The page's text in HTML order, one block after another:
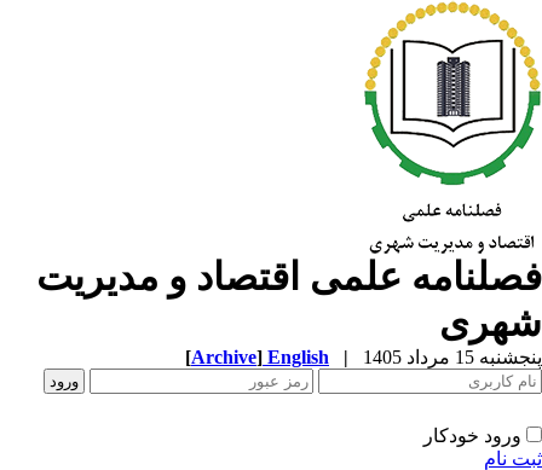
علمی اقتصاد و مدیریت
15 مرداد 1405 |
English
[Archive]
ورود خودکار
نام